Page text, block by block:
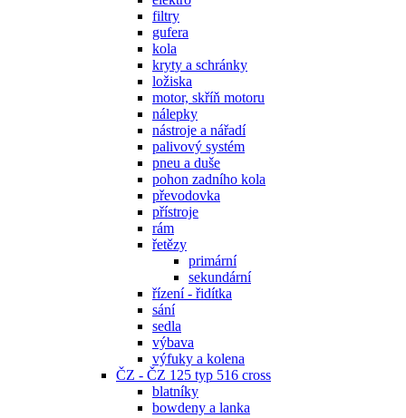
filtry
gufera
kola
kryty a schránky
ložiska
motor, skříň motoru
nálepky
nástroje a nářadí
palivový systém
pneu a duše
pohon zadního kola
převodovka
přístroje
rám
řetězy
primární
sekundární
řízení - řidítka
sání
sedla
výbava
výfuky a kolena
ČZ - ČZ 125 typ 516 cross
blatníky
bowdeny a lanka